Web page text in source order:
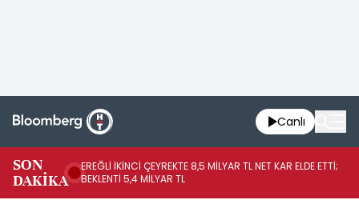
Canlı
SON
DAKİKA
EREĞLİ İKİNCİ ÇEYREKTE 8,5 MİLYAR TL NET KAR ELDE ETTİ;
BEKLENTİ 5,4 MİLYAR TL